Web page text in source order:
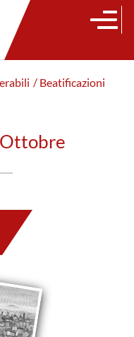
/ Beatificazioni